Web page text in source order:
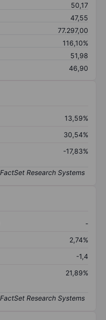
50,17
47,55
77.297,00
116,10%
51,98
46,90
13,59%
30,54%
-17,83%
-
2,74%
-1,4
21,89%